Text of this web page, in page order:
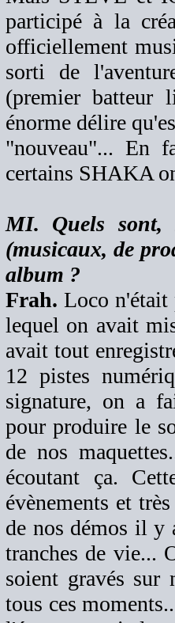
participé à la
officiellement
sorti de
(premier batteur
énorme délire
"nouveau"... En
certains SHAKA
MI. Quels sont,
(musicaux, de
album ?
Frah. Loco n'était
lequel on avait
avait tout
12 pistes
signature, on a
pour produire le
de nos
écoutant ça.
évènements et
de nos démos il y
tranches de vie...
soient gravés sur
tous ces